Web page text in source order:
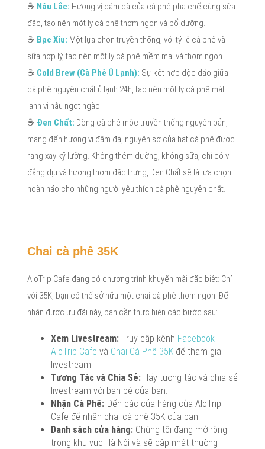
☕ Nâu Lắc: Hương vị đậm đà của cà phê pha chế cùng sữa
đặc, tạo nên một ly cà phê thơm ngon và bổ dưỡng.
☕ Bạc Xỉu: Một lựa chọn truyền thống, với tỷ lệ cà phê và
sữa hợp lý, tạo nên một ly cà phê mềm mại và thơm ngon.
☕ Cold Brew (Cà Phê Ủ Lạnh): Sự kết hợp độc đáo giữa
cà phê nguyên chất ủ lạnh 24h, tạo nên một ly cà phê mát
lạnh vị hậu ngọt ngào.
☕ Đen Chất: Dòng cà phê mộc truyền thống nguyên bản,
mang đến hương vị đậm đà, nguyên sơ của hạt cà phê được
rang xay kỹ lưỡng. Không thêm đường, không sữa, chỉ có vị
đắng dịu và hương thơm đặc trưng, Đen Chất sẽ là lựa chọn
hoàn hảo cho những người yêu thích cà phê nguyên chất.
Chai cà phê 35K
AloTrip Cafe đang có chương trình khuyến mãi đặc biệt: Chỉ
với 35K, bạn có thể sở hữu một chai cà phê thơm ngon. Để
nhận được ưu đãi này, bạn cần thực hiện các bước sau:
Xem Livestream: Truy cập kênh Facebook
AloTrip Cafe và Chai Cà Phê 35K để tham gia
livestream.
Tương Tác và Chia Sẻ: Hãy tương tác và chia sẻ
livestream với bạn bè của bạn.
Nhận Cà Phê: Đến các cửa hàng của AloTrip
Cafe để nhận chai cà phê 35K của bạn.
Danh sách cửa hàng: Chúng tôi đang mở rộng
trong khu vực Hà Nội và sẽ cập nhật thường